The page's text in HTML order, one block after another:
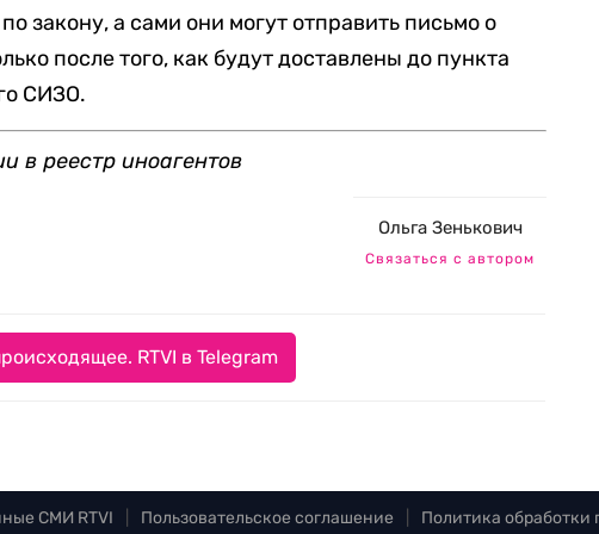
закону, а сами они могут отправить письмо о
после того, как будут доставлены до пункта
СИЗО.
в реестр иноагентов
Ольга Зенькович
Связаться с автором
RTVI в Telegram
СМИ RTVI Пользовательское соглашение Политика